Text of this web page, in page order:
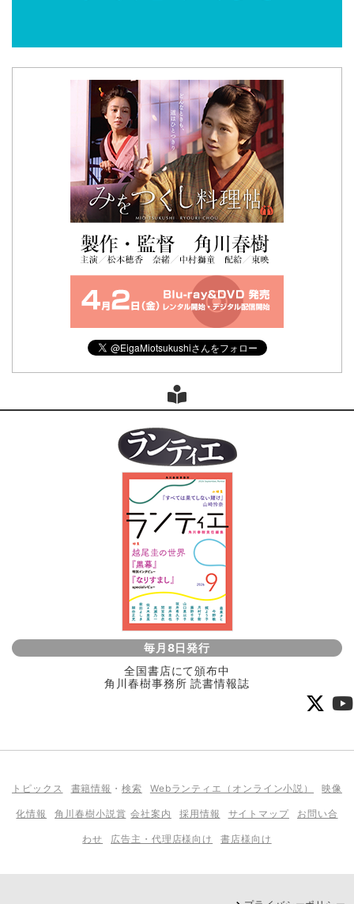
毎月8日発行
全国書店にて頒布中
角川春樹事務所 読書情報誌
トピックス 書籍情報 ・検索 Webランティエ（オンライン小説） 映像
化情報 角川春樹小説賞 会社案内 採用情報 サイトマップ お問い合
わせ 広告主・代理店様向け 書店様向け